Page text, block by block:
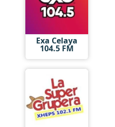
Exa Celaya
104.5 FM